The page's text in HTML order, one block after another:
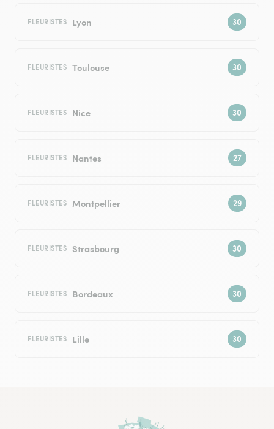
FLEURISTES Lyon
FLEURISTES Toulouse
FLEURISTES Nice
FLEURISTES Nantes
FLEURISTES Montpellier
FLEURISTES Strasbourg
FLEURISTES Bordeaux
FLEURISTES Lille